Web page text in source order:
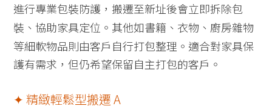
進行專業包裝防護，搬遷至新址後會立即拆除包
裝、協助家具定位。其他如書籍、衣物、廚房雜物
等細軟物品則由客戶自行打包整理。適合對家具保
護有需求，但仍希望保留自主打包的客戶。
✦ 精緻輕鬆型搬遷 A